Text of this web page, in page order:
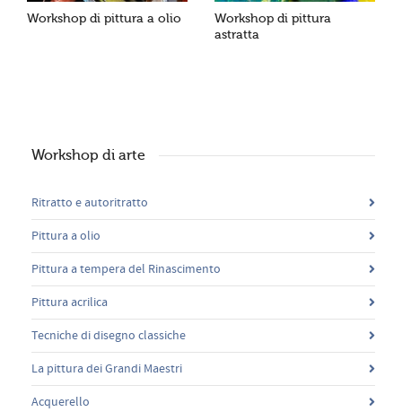
Workshop di pittura a olio
Workshop di pittura
astratta
Workshop di arte
Ritratto e autoritratto
Pittura a olio
Pittura a tempera del Rinascimento
Pittura acrilica
Tecniche di disegno classiche
La pittura dei Grandi Maestri
Acquerello